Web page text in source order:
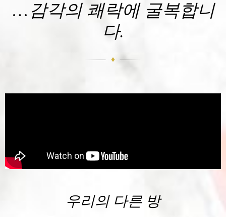
…감각의 쾌락에 굴복합니
다.
우리의 다른 방